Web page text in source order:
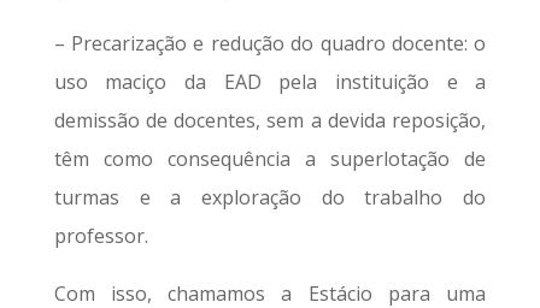
– Precarização e redução do quadro docente: o
uso maciço da EAD pela instituição e a
demissão de docentes, sem a devida reposição,
têm como consequência a superlotação de
turmas e a exploração do trabalho do
professor.
Com isso, chamamos a Estácio para uma